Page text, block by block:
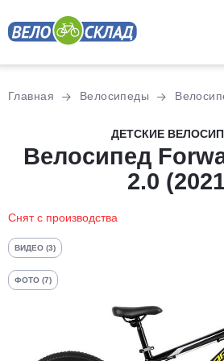
Главная Велосипеды
ДЕТСКИЕ
Велосипед
2.0
Снят с производства
ВИДЕО (3)
ФОТО (7)
Разбейте
оплатуна части
без переплат
График платежей